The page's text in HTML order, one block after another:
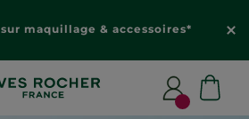
sur maquillage & accessoires*